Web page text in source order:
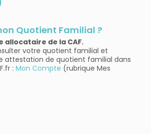
Quotient Familial ?
allocataire de la CAF.
votre quotient familial et
attestation de quotient familial dans
:Mon Compte (rubrique Mes